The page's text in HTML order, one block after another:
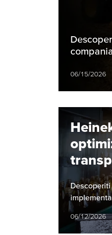
06/15/2026
lubrifiere
majore a
06/12/2026